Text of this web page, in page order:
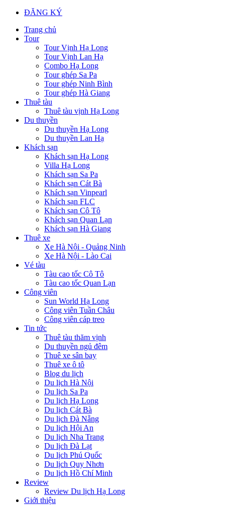
ĐĂNG KÝ
Trang chủ
Tour
Tour Vịnh Hạ Long
Tour Vịnh Lan Hạ
Combo Hạ Long
Tour ghép Sa Pa
Tour ghép Ninh Bình
Tour ghép Hà Giang
Thuê tàu
Thuê tàu vịnh Hạ Long
Du thuyền
Du thuyền Hạ Long
Du thuyền Lan Hạ
Khách sạn
Khách sạn Hạ Long
Villa Hạ Long
Khách sạn Sa Pa
Khách sạn Cát Bà
Khách sạn Vinpearl
Khách sạn FLC
Khách sạn Cô Tô
Khách sạn Quan Lạn
Khách sạn Hà Giang
Thuê xe
Xe Hà Nội - Quảng Ninh
Xe Hà Nội - Lào Cai
Vé tàu
Tàu cao tốc Cô Tô
Tàu cao tốc Quan Lạn
Công viên
Sun World Hạ Long
Công viên Tuần Châu
Công viên cáp treo
Tin tức
Thuê tàu thăm vịnh
Du thuyền ngủ đêm
Thuê xe sân bay
Thuê xe ô tô
Blog du lịch
Du lịch Hà Nội
Du lịch Sa Pa
Du lịch Hạ Long
Du lịch Cát Bà
Du lịch Đà Nẵng
Du lịch Hội An
Du lịch Nha Trang
Du lịch Đà Lạt
Du lịch Phú Quốc
Du lịch Quy Nhơn
Du lịch Hồ Chí Minh
Review
Review Du lịch Hạ Long
Giới thiệu